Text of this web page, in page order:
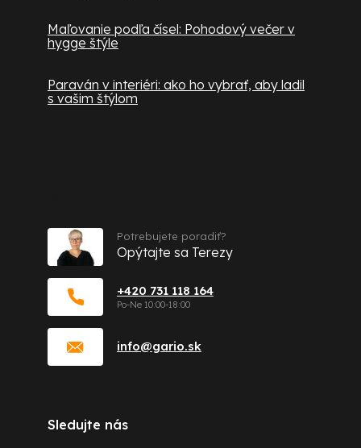
Maľovanie podľa čísel: Pohodový večer v
hygge štýle
Paraván v interiéri: ako ho vybrať, aby ladil
s vašim štýlom
info@gario.sk
+420 731 118 164
Potrebujete poradiť?
Opýtajte sa Terezy
Sledujte nás